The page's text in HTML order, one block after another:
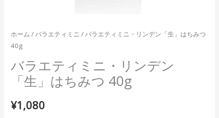
ホーム /バラエティミニ / バラエティミニ・リンデン「生」はちみつ
40g
バラエティミニ・リンデン
「生」はちみつ 40g
¥1,080
40g
個